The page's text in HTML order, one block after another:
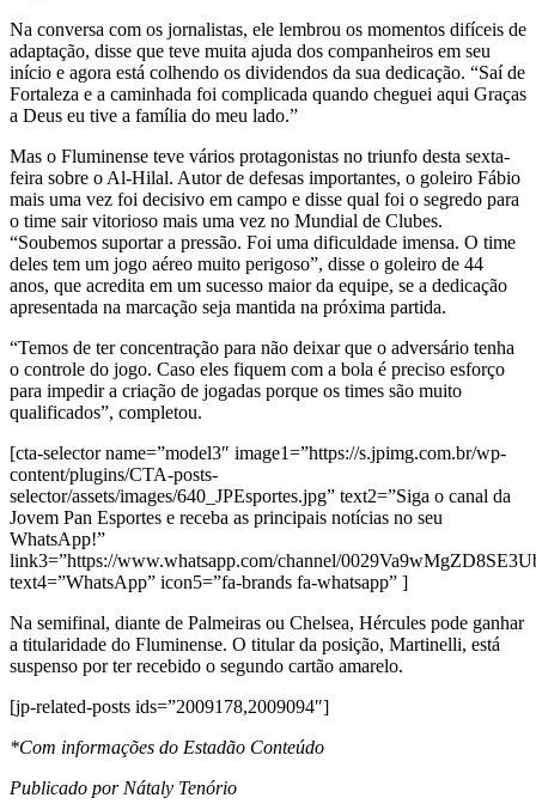
Na conversa com os jornalistas, ele lembrou os momentos difíceis de
adaptação, disse que teve muita ajuda dos companheiros em seu
início e agora está colhendo os dividendos da sua dedicação. “Saí de
Fortaleza e a caminhada foi complicada quando cheguei aqui Graças
a Deus eu tive a família do meu lado.”
Mas o Fluminense teve vários protagonistas no triunfo desta sexta-
feira sobre o Al-Hilal. Autor de defesas importantes, o goleiro Fábio
mais uma vez foi decisivo em campo e disse qual foi o segredo para
o time sair vitorioso mais uma vez no Mundial de Clubes.
“Soubemos suportar a pressão. Foi uma dificuldade imensa. O time
deles tem um jogo aéreo muito perigoso”, disse o goleiro de 44
anos, que acredita em um sucesso maior da equipe, se a dedicação
apresentada na marcação seja mantida na próxima partida.
“Temos de ter concentração para não deixar que o adversário tenha
o controle do jogo. Caso eles fiquem com a bola é preciso esforço
para impedir a criação de jogadas porque os times são muito
qualificados”, completou.
[cta-selector name=”model3″ image1=”https://s.jpimg.com.br/wp-
content/plugins/CTA-posts-
selector/assets/images/640_JPEsportes.jpg” text2=”Siga o canal da
Jovem Pan Esportes e receba as principais notícias no seu
WhatsApp!”
link3=”https://www.whatsapp.com/channel/
text4=”WhatsApp” icon5=”fa-brands fa-whatsapp” ]
Na semifinal, diante de Palmeiras ou Chelsea, Hércules pode ganhar
a titularidade do Fluminense. O titular da posição, Martinelli, está
suspenso por ter recebido o segundo cartão amarelo.
[jp-related-posts ids=”2009178,2009094″]
*Com informações do Estadão Conteúdo
Publicado por Nátaly Tenório